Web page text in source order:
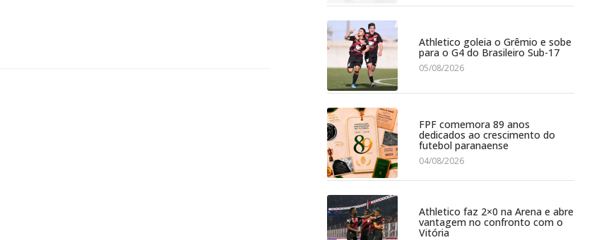
Athletico goleia o Grêmio e sobe
para o G4 do Brasileiro Sub-17
05/08/2026
FPF comemora 89 anos
dedicados ao crescimento do
futebol paranaense
04/08/2026
Athletico faz 2×0 na Arena e abre
vantagem no confronto com o
Vitória